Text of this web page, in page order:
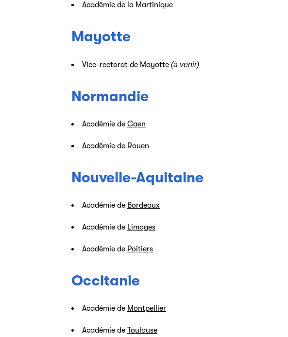
Académie de la Martinique
Mayotte
Vice-rectorat de Mayotte (à venir)
Normandie
Académie de Caen
Académie de Rouen
Nouvelle-Aquitaine
Académie de Bordeaux
Académie de Limoges
Académie de Poitiers
Occitanie
Académie de Montpellier
Académie de Toulouse